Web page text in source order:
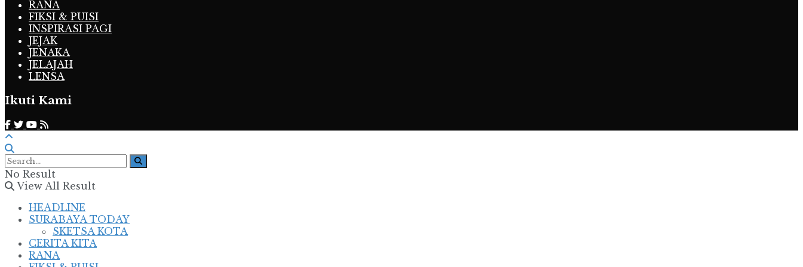
RANA
FIKSI & PUISI
INSPIRASI PAGI
JEJAK
JENAKA
JELAJAH
LENSA
Ikuti Kami
No Result
View All Result
HEADLINE
SURABAYA TODAY
SKETSA KOTA
CERITA KITA
RANA